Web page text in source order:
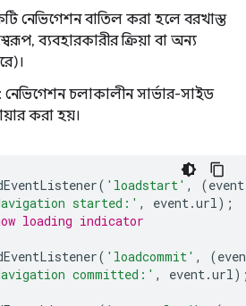
নেভিগেশন বাতিল করা হলে বরখাস্ত
ব্যবহারকারীর ক্রিয়া বা অন্য
: নেভিগেশন চলাকালীন সার্ভার-সাইড
করা হয়।
( 'loadstart' , (event
started:' , event.url);
loading indicator
( 'loadcommit' , (
committed:' , event.url